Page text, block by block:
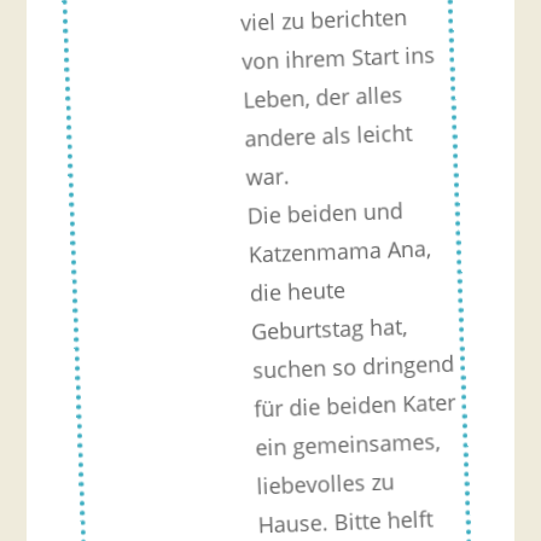
viel zu berichten
von ihrem Start ins
Leben, der alles
andere als leicht
war.
Die beiden und
Katzenmama Ana,
die heute
Geburtstag hat,
suchen so dringend
für die beiden Kater
ein gemeinsames,
liebevolles zu
Hause. Bitte helft